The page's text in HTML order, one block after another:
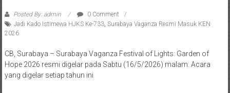
Posted By: admin
0 Comment
Jadi Kado Istimewa HJKS Ke-733, Surabaya Vaganza Resmi Masuk KEN
2026
CB, Surabaya – Surabaya Vaganza Festival of Lights: Garden of
Hope 2026 resmi digelar pada Sabtu (16/5/2026) malam. Acara
yang digelar setiap tahun ini